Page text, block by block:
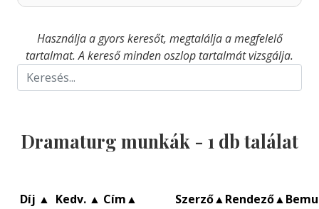
Használja a gyors keresőt, megtalálja a megfelelő
tartalmat. A kereső minden oszlop tartalmát vizsgálja.
Dramaturg munkák - 1 db találat
Díj ▲ Kedv. ▲ Cím▲ Szerző▲Rendező▲